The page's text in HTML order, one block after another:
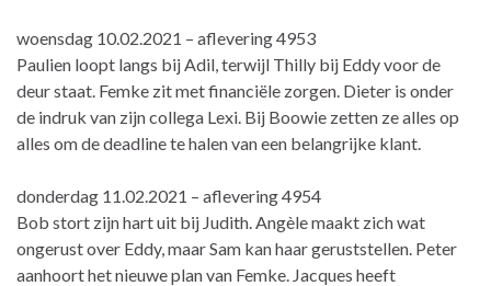
woensdag 10.02.2021 – aflevering 4953
Paulien loopt langs bij Adil, terwijl Thilly bij Eddy voor de
deur staat. Femke zit met financiële zorgen. Dieter is onder
de indruk van zijn collega Lexi. Bij Boowie zetten ze alles op
alles om de deadline te halen van een belangrijke klant.
donderdag 11.02.2021 – aflevering 4954
Bob stort zijn hart uit bij Judith. Angèle maakt zich wat
ongerust over Eddy, maar Sam kan haar geruststellen. Peter
aanhoort het nieuwe plan van Femke. Jacques heeft